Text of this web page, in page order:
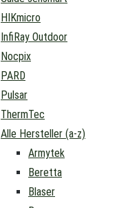
HIKmicro
InfiRay Outdoor
Nocpix
PARD
Pulsar
ThermTec
Alle Hersteller (a-z)
Armytek
Beretta
Blaser